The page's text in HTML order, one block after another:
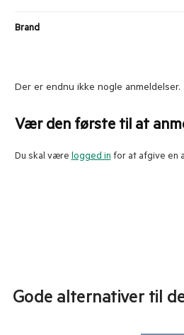
Brand
Der er endnu ikke nogle anmeldelser.
Vær den første til at
Du skal være logged in for at afgive en
Gode alternativer til